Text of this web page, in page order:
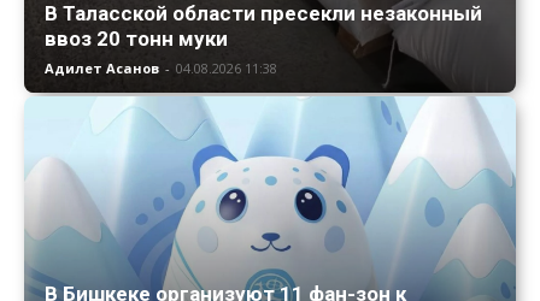
В Таласской области пресекли незаконный
ввоз 20 тонн муки
Адилет Асанов - 04.08.2026 11:38
В Бишкеке организуют 11 фан-зон к